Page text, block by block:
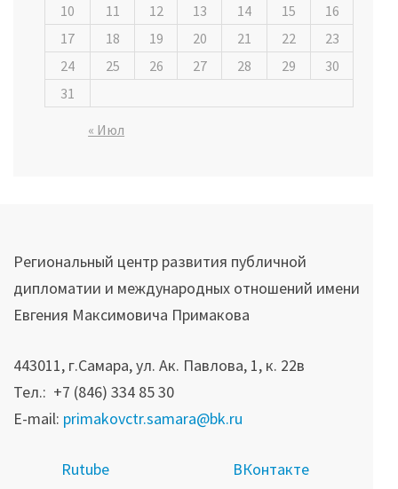
10
11 12 13 14 15
16
17
18 19 20 21 22
23
24
25 26 27 28 29
30
31
« Июл
Региональный центр развития публичной
дипломатии и международных отношений имени
Евгения Максимовича Примакова
443011, г.Самара, ул. Ак. Павлова, 1, к. 22в
Тел.: +7 (846) 334 85 30
E-mail: primakovctr.samara@bk.ru
Rutube ВКонтакте